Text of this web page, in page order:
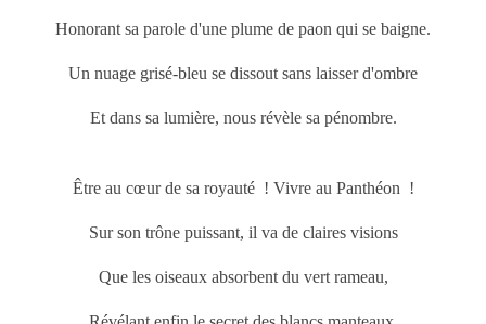
Honorant sa parole d'une plume de paon qui se baigne.
Un nuage grisé-bleu se dissout sans laisser d'ombre
Et dans sa lumière, nous révèle sa pénombre.
Être au cœur de sa royauté ! Vivre au Panthéon !
Sur son trône puissant, il va de claires visions
Que les oiseaux absorbent du vert rameau,